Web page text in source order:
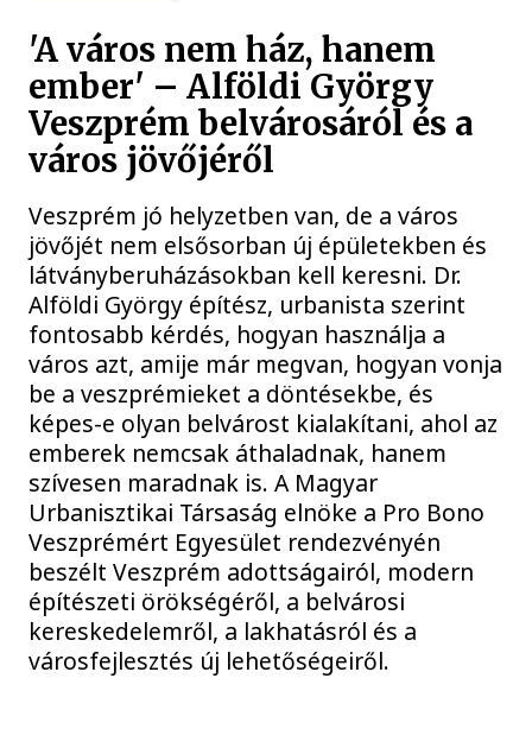
'A város nem ház, hanem
ember' – Alföldi György
Veszprém belvárosáról és a
város jövőjéről
Veszprém jó helyzetben van, de a város
jövőjét nem elsősorban új épületekben és
látványberuházásokban kell keresni. Dr.
Alföldi György építész, urbanista szerint
fontosabb kérdés, hogyan használja a
város azt, amije már megvan, hogyan vonja
be a veszprémieket a döntésekbe, és
képes-e olyan belvárost kialakítani, ahol az
emberek nemcsak áthaladnak, hanem
szívesen maradnak is. A Magyar
Urbanisztikai Társaság elnöke a Pro Bono
Veszprémért Egyesület rendezvényén
beszélt Veszprém adottságairól, modern
építészeti örökségéről, a belvárosi
kereskedelemről, a lakhatásról és a
városfejlesztés új lehetőségeiről.